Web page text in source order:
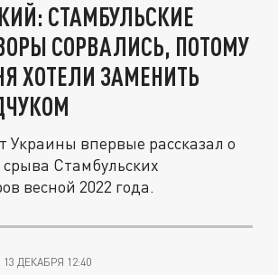
СТАМБУЛЬСКИЕ
СОРВАЛИСЬ, ПОТОМУ
ХОТЕЛИ ЗАМЕНИТЬ
Украины впервые рассказал о
Стамбульских
весной 2022 года.
13 ДЕКАБРЯ 12:40